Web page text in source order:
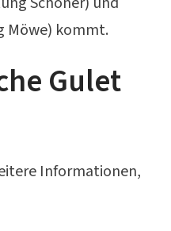
Möwe) kommt.
Gulet
Informationen,